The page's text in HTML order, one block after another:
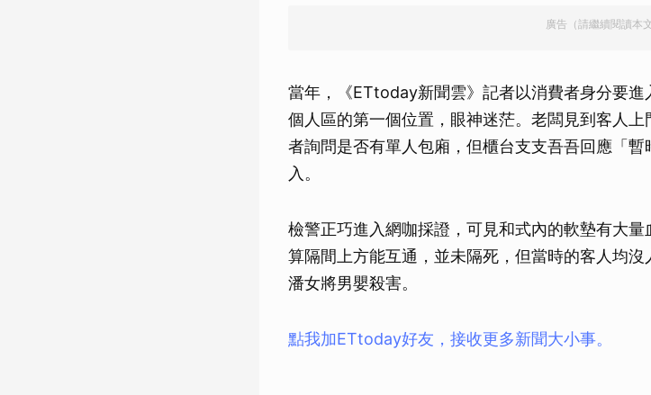
廣告（請繼續閱讀本文
當年，《ETtoday新聞雲》記者以消費者身分要
個人區的第一個位置，眼神迷茫。老闆見到客人
者詢問是否有單人包廂，但櫃台支支吾吾回應「
入。
檢警正巧進入網咖採證，可見和式內的軟墊有大
算隔間上方能互通，並未隔死，但當時的客人均
潘女將男嬰殺害。
點我加ETtoday好友，接收更多新聞大小事。
取消